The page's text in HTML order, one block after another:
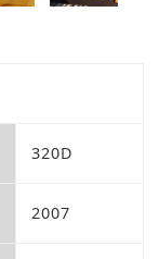
320D
2007